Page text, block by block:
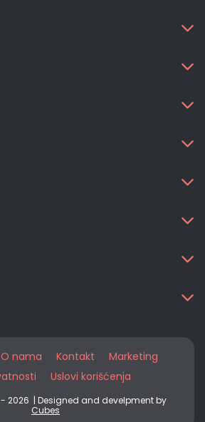
O nama Kontakt
Marketing
Uslovi korišćenja
- 2026 | Designed and develpment by
Cubes